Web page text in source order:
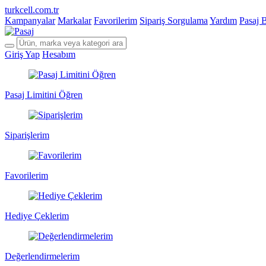
turkcell.com.tr
Kampanyalar Markalar Favorilerim Sipariş Sorgulama Yardım Pasaj
Giriş Yap Hesabım
Pasaj Limitini Öğren
Siparişlerim
Favorilerim
Hediye Çeklerim
Değerlendirmelerim